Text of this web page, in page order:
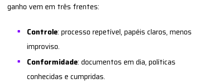
ganho vem em três frentes:
Controle: processo repetível, papéis claros, menos
improviso.
Conformidade: documentos em dia, políticas
conhecidas e cumpridas.